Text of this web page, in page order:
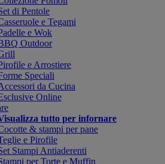
di Pentole
e Tegami
e Wok
Outdoor
e Arrostiere
Speciali
da Cucina
Online
tutto per infornare
& stampi per pane
e Pirofile
Stampi Antiaderenti
per Torte e Muffin